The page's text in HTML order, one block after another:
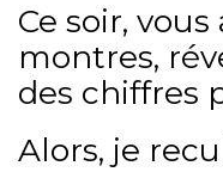
Ce soir,
montres,
des chiffres
Alors, je